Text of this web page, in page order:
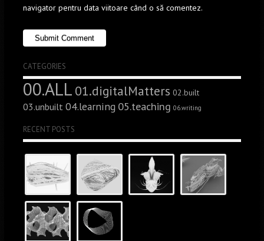
navigator pentru data viitoare când o să comentez.
CATEGORIES
00.ALL 01.digitalMatters 02.built
03.unbuilt 04.learning 05.teaching 06.writing
RECENT POSTS